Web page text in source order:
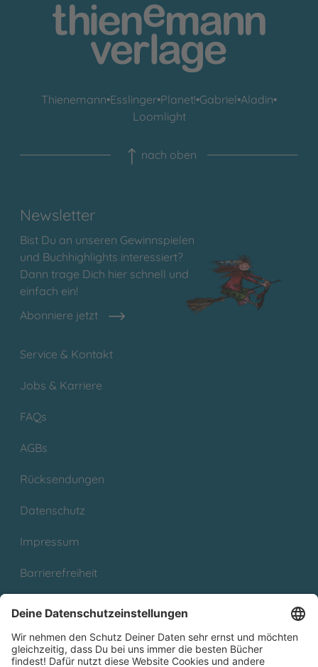
Thienemann•Esslinger•Planet!•Gabriel•Aladin•
Loomlight
nach oben
Newsletter
Bist Du an unseren Gewinnspielen
und Buchhighlights interessiert?
Dann trage Dich hier schnell und
einfach ein!
Abonniere jetzt
Service & Kontakt
Jobs & Karriere
FAQs
AGBs
Rücksendungen
Datenschutz
Impressum
Barrierefreiheit
Partnerprogramm (Affiliate)